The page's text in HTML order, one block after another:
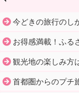
今どきの旅行のし
お得感満載！ふる
観光地の楽しみ方
首都圏からのプチ